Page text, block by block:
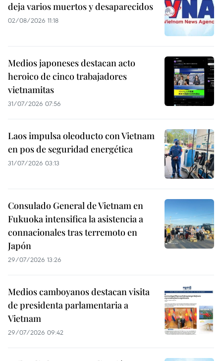
deja varios muertos y desaparecidos
02/08/2026 11:18
Medios japoneses destacan acto
heroico de cinco trabajadores
vietnamitas
31/07/2026 07:56
Laos impulsa oleoducto con Vietnam
en pos de seguridad energética
31/07/2026 03:13
Consulado General de Vietnam en
Fukuoka intensifica la asistencia a
connacionales tras terremoto en
Japón
29/07/2026 13:26
Medios camboyanos destacan visita
de presidenta parlamentaria a
Vietnam
29/07/2026 09:42